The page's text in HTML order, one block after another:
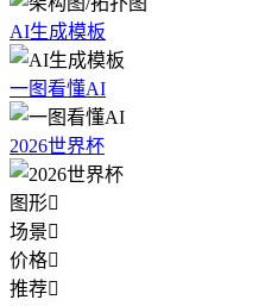
AI生成模板
一图看懂AI
2026世界杯
图形
场景
价格
推荐